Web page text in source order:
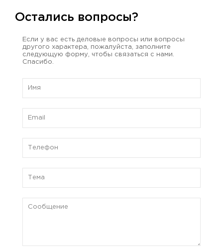
Остались вопросы?
Если у вас есть деловые вопросы или вопросы
другого характера, пожалуйста, заполните
следующую форму, чтобы связаться с нами.
Спасибо.